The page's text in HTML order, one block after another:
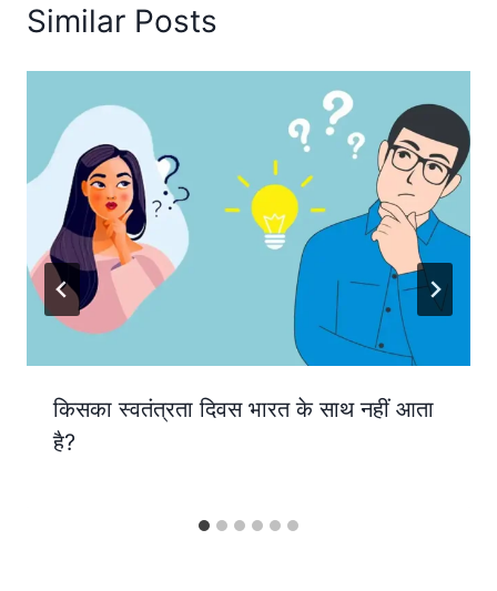
Similar Posts
किसका स्वतंत्रता दिवस भारत के साथ नहीं आता
है?